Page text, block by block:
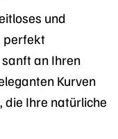
und
perfekt
an Ihren
Kurven
die Ihre natürliche